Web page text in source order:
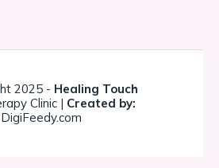
2025 - Healing Touch
Clinic | Created by:
DigiFeedy.com